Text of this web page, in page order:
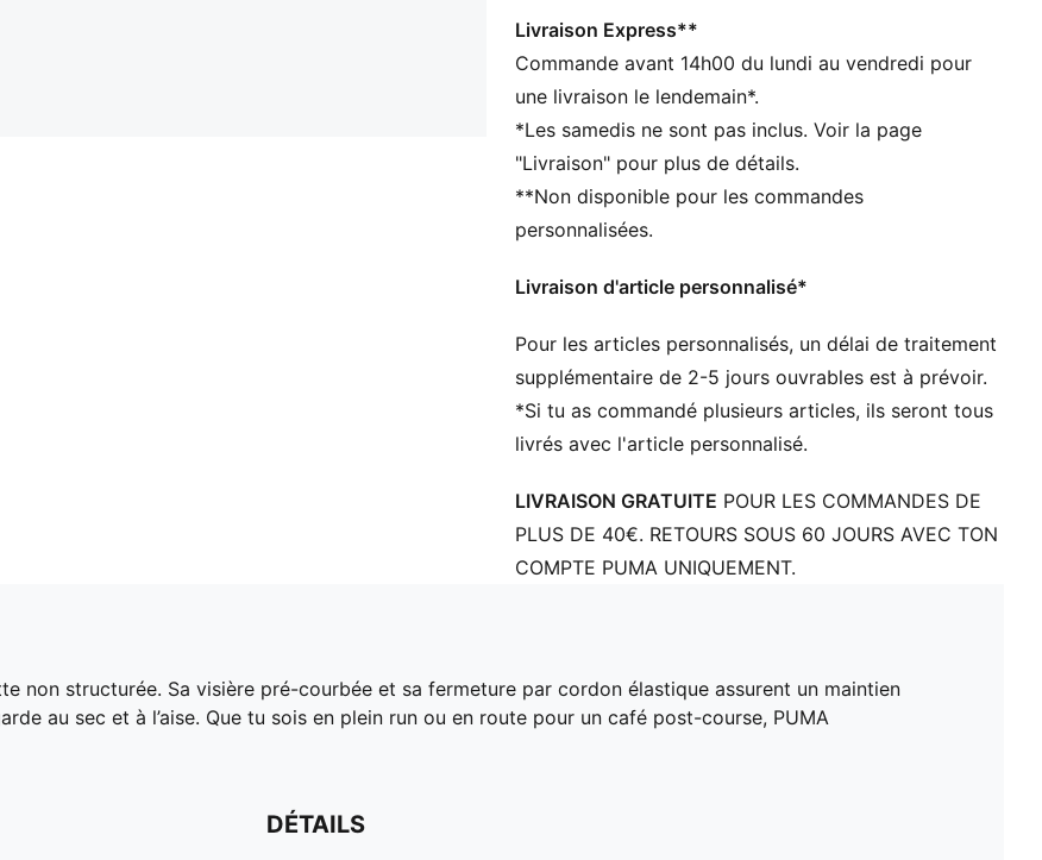
dryCELL évacuent l'humidité pour t’aider à rester à
l'aise et au sec
Confectionné avec un minimum de 50 % de matériaux
DÉTAILS
Casquette déstructurée
Coupe : Régulière
Conception à cinq panneaux
Détail réfléchissant
Livraison Express**
Commande avant 14h00 du lundi au vendredi pour
une livraison le lendemain*.
*Les samedis ne sont pas inclus. Voir la page
"Livraison" pour plus de détails.
**Non disponible pour les commandes
personnalisées.
Livraison d'article personnalisé*
Pour les articles personnalisés, un délai de traitement
supplémentaire de 2-5 jours ouvrables est à prévoir.
*Si tu as commandé plusieurs articles, ils seront tous
livrés avec l'article personnalisé.
LIVRAISON GRATUITE POUR LES COMMANDES DE
PLUS DE 40€. RETOURS SOUS 60 JOURS AVEC TON
COMPTE PUMA UNIQUEMENT.
non structurée. Sa visière pré-courbée et sa fermeture par cordon élastique assurent un maintien
au sec et à l’aise. Que tu sois en plein run ou en route pour un café post-course, PUMA
DÉTAILS